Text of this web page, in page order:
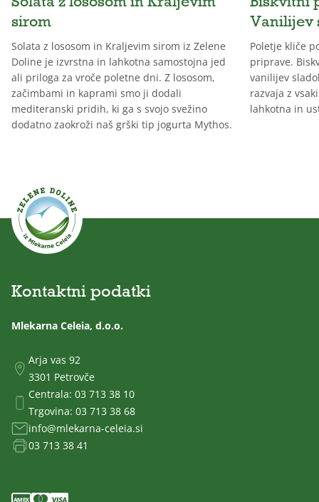
sirom
Solata z lososom in Kraljevim sirom iz Zelene
Doline je izvrstna in lahkotna samostojna jed
ali priloga za vroče poletne dni. Z lososom,
začimbami in kaprami smo ji dodali
mediteranski pridih, ki ga s svojo svežino
dodatno zaokroži naš grški tip jogurta Mythos.
Vanilijev
Poletje kliče
priprave.
vanilijev
razvaja z
lahkotna in
Kontaktni podatki
Mlekarna Celeia, d.o.o.
Arja vas 92
3301 Petrovče
Centrala: 03 713 38 10
Trgovina: 03 713 38 68
info@mlekarna-celeia.si
03 713 38 41